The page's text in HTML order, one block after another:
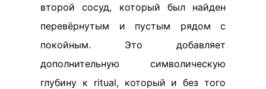
второй сосуд, который был найден
перевёрнутым и пустым рядом с
покойным. Это добавляет
дополнительную символическую
глубину к ritual, который и без того